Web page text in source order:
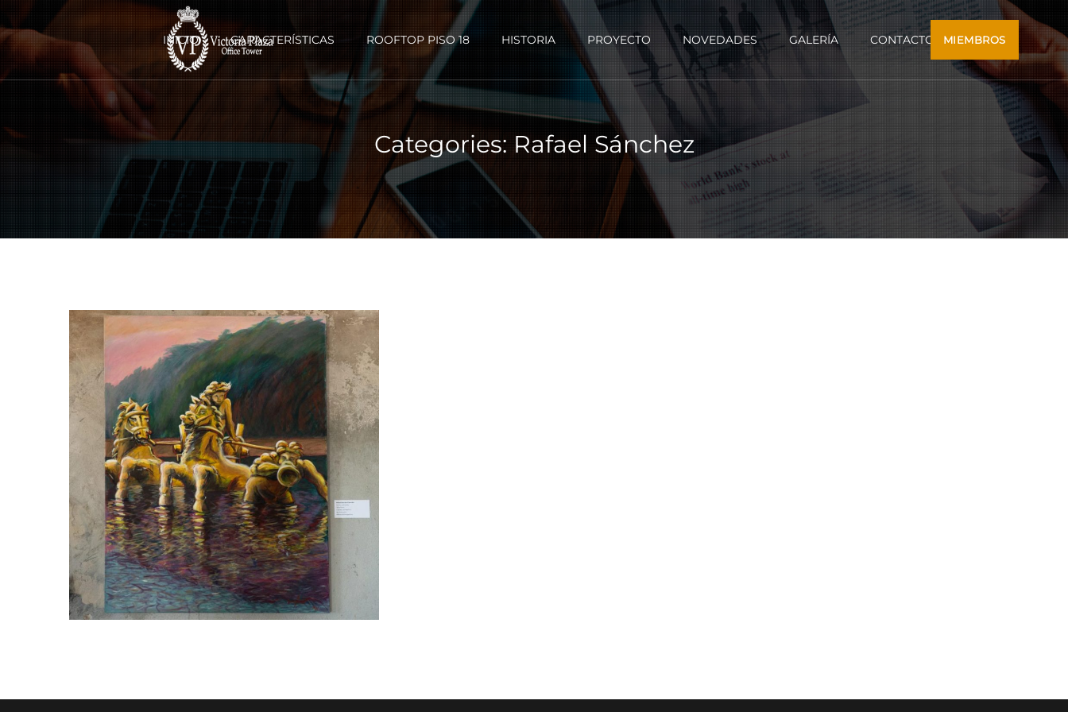
INICIO CARACTERÍSTICAS ROOFTOP PISO 18 HISTORIA PROYECTO NOVEDADES GALERÍA CONTACTO MIEMBROS
Categories:Rafael Sánchez
Caballos de Neptuno
Acrílico sobre tela
120x90cm
RAFAEL SÁNCHEZ